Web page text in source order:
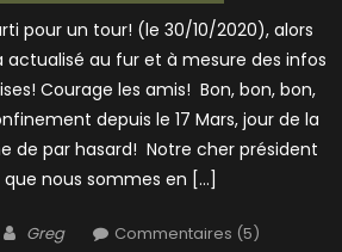
pour un tour! (le 30/10/2020), alors
actualisé au fur et à mesure des infos
Courage les amis! Bon, bon, bon,
depuis le 17 Mars, jour de la
de par hasard! Notre cher président
nous sommes en […]
Author
Greg Commentaires (5)